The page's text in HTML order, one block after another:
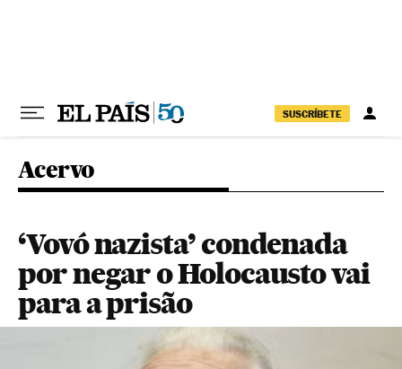
SUSCRÍBETE
Acervo
‘Vovó nazista’ condenada
por negar o Holocausto vai
para a prisão